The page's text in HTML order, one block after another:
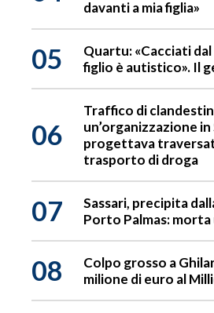
davanti a mia figlia»
05
Quartu: «Cacciati
figlio è autistico». Il
06
Traffico di
un’organizzazione
progettava
trasporto di droga
07
Sassari, precipita
Porto Palmas: morta
08
Colpo grosso a
milione di euro al